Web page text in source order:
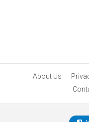
About Us